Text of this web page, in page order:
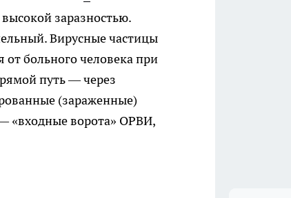
заразностью.
Вирусные частицы
больного человека при
путь — через
(зараженные)
— «входные ворота» ОРВИ,